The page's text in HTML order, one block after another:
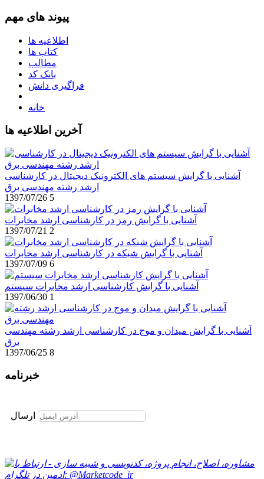
پیوند های مهم
اطلاعیه ها
کتاب ها
مطالب
بانک کد
فراگیری دانش
خانه
آخرین اطلاعیه ها
آشنایی با گرایش سیستم های الکترونیک دیجیتال در کارشناسی
ارشد رشته مهندسی برق
1397/07/26 5
آشنایی با گرایش رمز در کارشناسی ارشد مخابرات
1397/07/21 2
آشنایی با گرایش شبکه در کارشناسی ارشد مخابرات
1397/07/09 6
آشنایی با گرایش کارشناسی ارشد مخابرات سیستم
1397/06/30 1
آشنایی با گرایش میدان و موج در کارشناسی ارشد رشته مهندسی
برق
1397/06/25 8
خبرنامه
ارسال